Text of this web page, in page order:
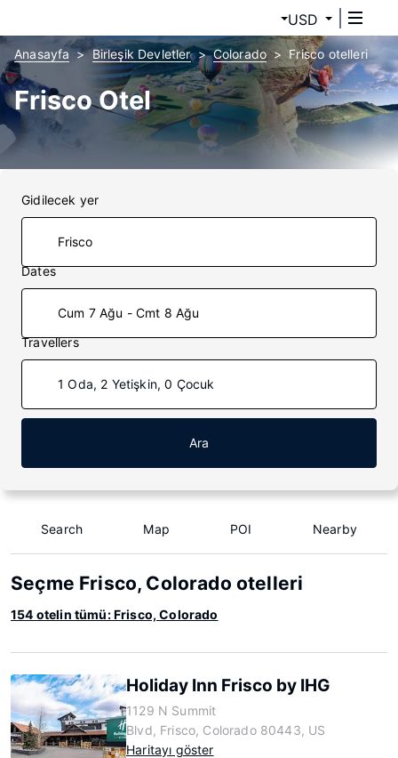
USD
Anasayfa Birleşik Devletler Colorado Frisco otelleri
Frisco Otel
Gidilecek yer
Dates
Cum 7 Ağu - Cmt 8 Ağu
Travellers
1 Oda, 2 Yetişkin, 0 Çocuk
Ara
Search Map POI Nearby
Seçme Frisco, Colorado otelleri
154 otelin tümü: Frisco, Colorado
Holiday Inn Frisco by IHG
1129 N Summit
Blvd, Frisco, Colorado 80443, US
Haritayı göster